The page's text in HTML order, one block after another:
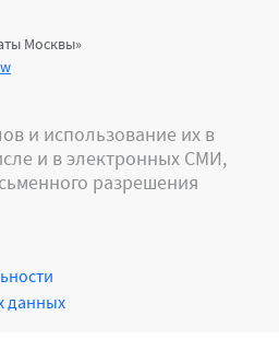
Москвы»
и использование их в
и в электронных СМИ,
разрешения
данных